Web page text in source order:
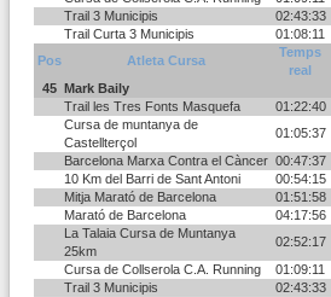
Trail 3 Municipis
02:43:33
Trail Curta 3 Municipis
01:08:11
Pos
Atleta Cursa
Temps
real
45 Mark Baily
Trail les Tres Fonts Masquefa
01:22:40
Cursa de muntanya de
Castellterçol
01:05:37
Barcelona Marxa Contra el Càncer 00:47:37
10 Km del Barri de Sant Antoni
00:54:15
Mitja Marató de Barcelona
01:51:58
Marató de Barcelona
04:17:56
La Talaia Cursa de Muntanya
25km
02:52:17
Cursa de Collserola C.A. Running
01:09:11
Trail 3 Municipis
02:43:33